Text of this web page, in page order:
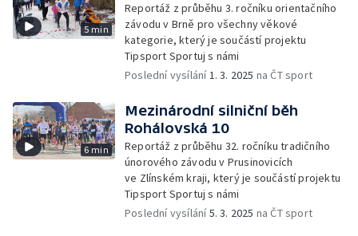
5 min
Reportáž z průběhu 3. ročníku orientačního
závodu v Brně pro všechny věkové
kategorie, který je součástí projektu
Tipsport Sportuj s námi
Poslední vysílání1. 3. 2025 na ČT sport
6 min
Mezinárodní silniční běh
Rohálovská 10
Reportáž z průběhu 32. ročníku tradičního
únorového závodu v Prusinovicích
ve Zlínském kraji, který je součástí projektu
Tipsport Sportuj s námi
Poslední vysílání5. 3. 2025 na ČT sport